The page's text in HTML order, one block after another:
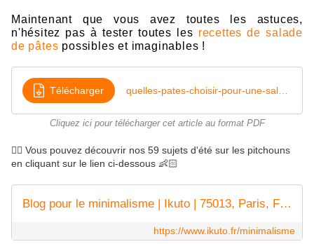
Maintenant que vous avez toutes les astuces,
n'hésitez pas à tester toutes les recettes de salade
de pâtes possibles et imaginables !
Télécharger
Cliquez ici pour télécharger cet article au format PDF
👉🏻 Vous pouvez découvrir nos 59 sujets d'été sur les pitchouns
en cliquant sur le lien ci-dessous 👶🏻
Blog pour le minimalisme | Ikuto | 75013, Paris, France
https://www.ikuto.fr/minimalisme